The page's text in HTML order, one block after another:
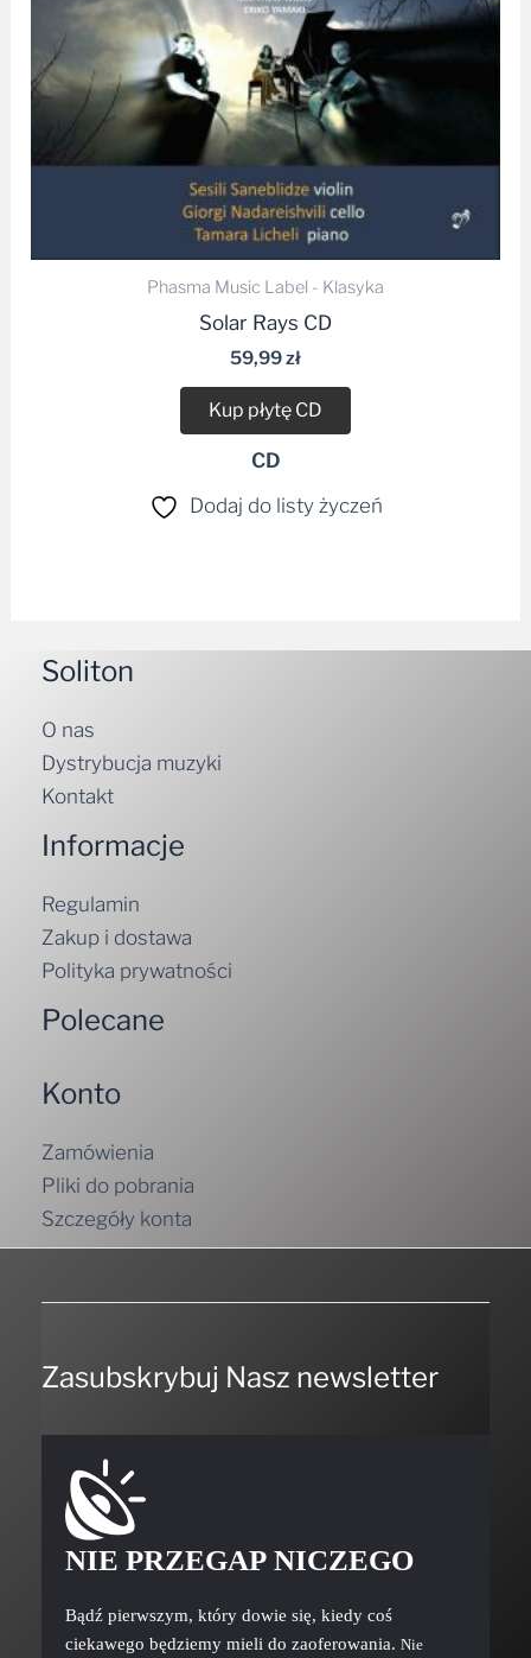
Phasma Music Label - Klasyka
Solar Rays CD
59,99zł
Kup płytę CD
CD
Dodaj do listy życzeń
Soliton
O nas
Dystrybucja muzyki
Kontakt
Informacje
Regulamin
Zakup i dostawa
Polityka prywatności
Polecane
Konto
Zamówienia
Pliki do pobrania
Szczegóły konta
Zasubskrybuj Nasz newsletter
NIE PRZEGAP NICZEGO
Bądź pierwszym, który dowie się, kiedy coś
ciekawego będziemy mieli do zaoferowania. Nie